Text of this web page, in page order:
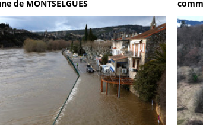
de MONTSELGUES